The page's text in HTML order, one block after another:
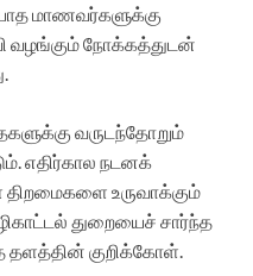
மாணவர்களுக்கு
வழங்கும் நோக்கத்துடன்
வருடந்தோறும்
எதிர்கால நடனக்
உருவாக்கும்
துறையைச் சார்ந்த
குறிக்கோள்.